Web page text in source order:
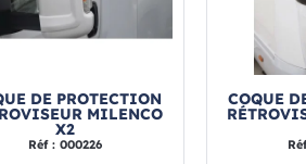
DE PROTECTION
MILENCO
X2
Réf : 000226
COQUE